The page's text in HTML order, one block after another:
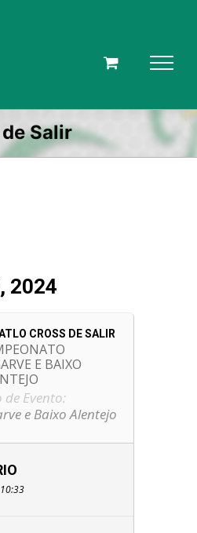
Salir
2024
CROSS DE SALIR
E BAIXO
de Evento:
e Baixo Alentejo